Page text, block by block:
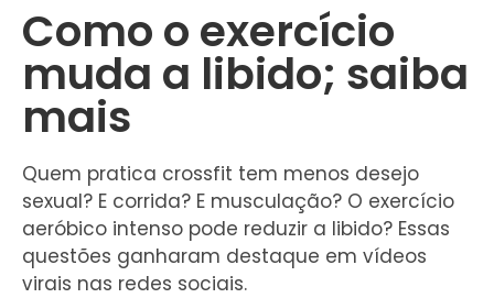
Como o exercício
muda a libido; saiba
mais
Quem pratica crossfit tem menos desejo
sexual? E corrida? E musculação? O exercício
aeróbico intenso pode reduzir a libido? Essas
questões ganharam destaque em vídeos
virais nas redes sociais.